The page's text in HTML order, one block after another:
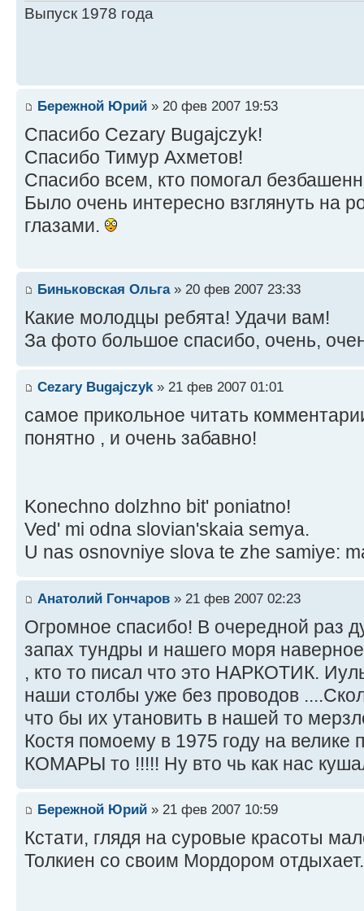
Выпуск 1978 года
Бережной Юрий » 20 фев 2007 19:53
Спасибо Cezary Bugajczyk!
Спасибо Тимур Ахметов!
Спасибо всем, кто помогал
Было очень интересно взглянуть на
глазами.
Биньковская Ольга» 20 фев 2007 23:33
Какие молодцы ребята! Удачи вам!
За фото большое спасибо, очень,
Cezary Bugajczyk» 21 фев 2007 01:01
самое прикольное читать
понятно , и очень забавно!
Konechno dolzhno bit' poniatno!
Ved' mi odna slovian'skaia semya.
U nas osnovniye slova te zhe samiye:
Анатолий Гончаров » 21 фев 2007 02:23
Огромное спасибо! В очередной раз
запах тундры и нашего моря
, кто то писал что это НАРКОТИК.
наши столбы уже без проводов
что бы их утановить в нашей то
Костя помоему в 1975 году на велике
КОМАРЫ то !!!!! Ну вто чь как нас
Бережной Юрий » 21 фев 2007 10:59
Кстати, глядя на суровые красоты
Толкиен со своим Мордором